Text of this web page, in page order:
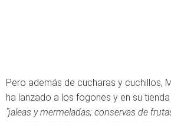
Pero además de cucharas y cuchillos,
ha lanzado a los fogones y en su
"jaleas y mermeladas; conservas de